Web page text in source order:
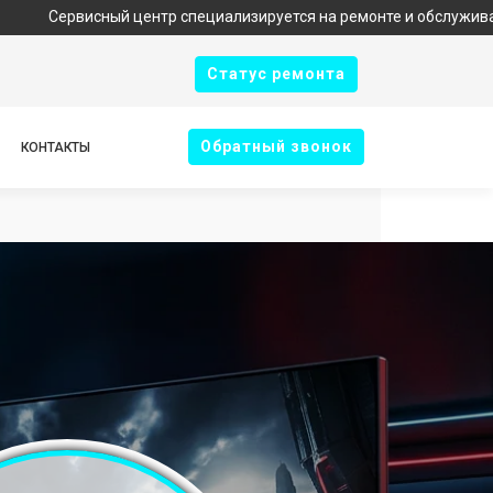
центр специализируется на ремонте и обслуживании
Cтатус ремонта
КОНТАКТЫ Oбратный звонок